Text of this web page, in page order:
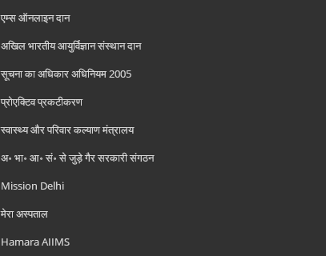
एम्स ऑनलाइन दान
अखिल भारतीय आयुर्विज्ञान संस्थान दान
सूचना का अधिकार अधिनियम 2005
प्रोएक्टिव प्रकटीकरण
स्वास्थ्य और परिवार कल्याण मंत्रालय
अ॰ भा॰ आ॰ सं॰ से जुड़े गैर सरकारी संगठन
Mission Delhi
मेरा अस्पताल
Hamara AIIMS